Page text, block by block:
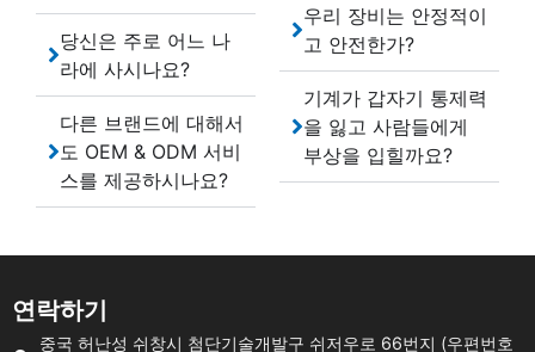
당신은 주로 어느 나
라에 사시나요?
다른 브랜드에 대해서
도 OEM & ODM 서비
스를 제공하시나요?
우리 장비는 안정적이
고 안전한가?
기계가 갑자기 통제력
을 잃고 사람들에게
부상을 입힐까요?
연락하기
중국 허난성 쉬창시 첨단기술개발구 쉬저우로 66번지 (우편번호